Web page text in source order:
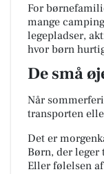
For
mange
legepladser,
hvor børn
De små
Når
transporten
Det er
Børn, der
Eller følelsen